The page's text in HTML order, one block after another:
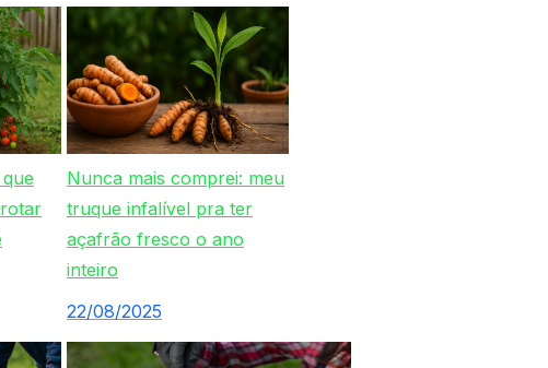
Nunca mais comprei: meu
truque infalível pra ter
açafrão fresco o ano
inteiro
22/08/2025